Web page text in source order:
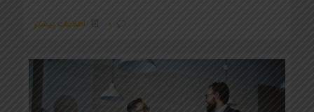
0 اطلاعات بیشتر